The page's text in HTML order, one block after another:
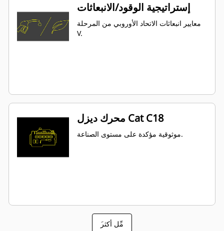
إستراتيجية الوقود/الانبعاثات
معايير انبعاثات الاتحاد الأوروبي من المرحلة
V.
محرك ديزل Cat C18
موثوقية مؤكدة على مستوى الصناعة.
َمِّل أكثر